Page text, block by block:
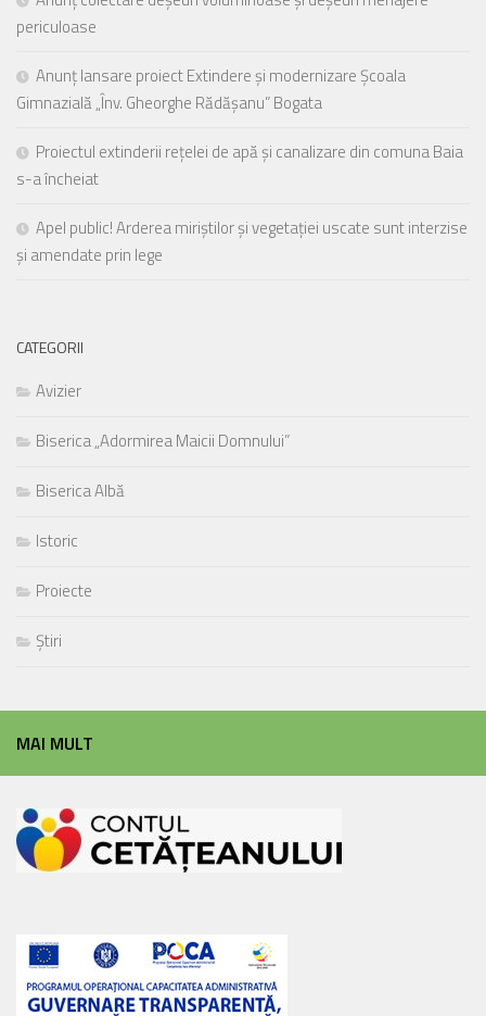
periculoase
Anunț lansare proiect Extindere și modernizare Școala
Gimnazială „Înv. Gheorghe Rădășanu” Bogata
Proiectul extinderii rețelei de apă și canalizare din comuna Baia
s-a încheiat
Apel public! Arderea miriștilor și vegetației uscate sunt interzise
și amendate prin lege
CATEGORII
Avizier
Biserica „Adormirea Maicii Domnului”
Biserica Albă
Istoric
Proiecte
Știri
MAI MULT